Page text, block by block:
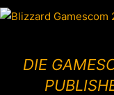
DIE